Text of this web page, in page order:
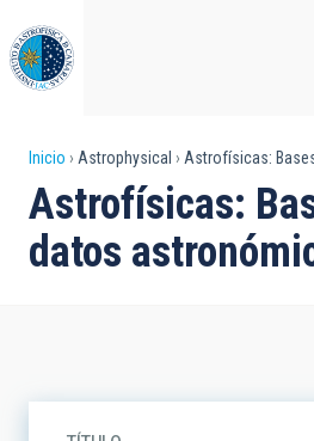
al
contenido
principal
Sobrescribir
enlaces
de
Inicio Astrophysical Astrofísicas:
Astrofísicas:
datos